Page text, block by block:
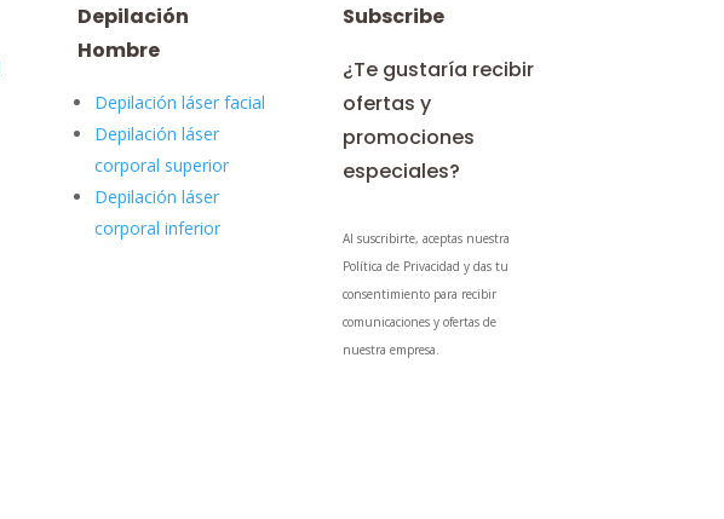
Depilación
Hombre
Depilación láser facial
Depilación láser
corporal superior
Depilación láser
corporal inferior
Subscribe
¿Te gustaría recibir
ofertas y
promociones
especiales?
Al suscribirte, aceptas nuestra
Política de Privacidad y das tu
consentimiento para recibir
comunicaciones y ofertas de
nuestra empresa.